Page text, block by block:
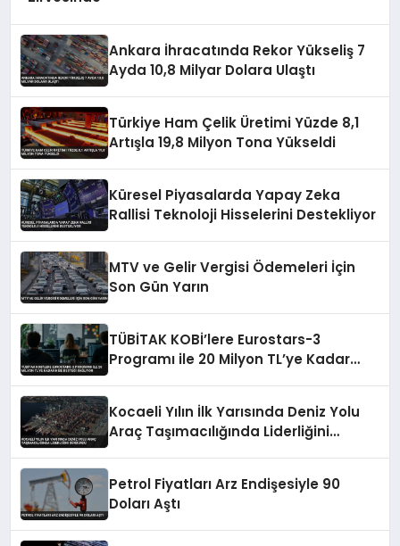
Ankara İhracatında Rekor Yükseliş 7
Ayda 10,8 Milyar Dolara Ulaştı
Türkiye Ham Çelik Üretimi Yüzde 8,1
Artışla 19,8 Milyon Tona Yükseldi
Küresel Piyasalarda Yapay Zeka
Rallisi Teknoloji Hisselerini Destekliyor
MTV ve Gelir Vergisi Ödemeleri İçin
Son Gün Yarın
TÜBİTAK KOBİ’lere Eurostars-3
Programı ile 20 Milyon TL’ye Kadar
Kocaeli Yılın İlk Yarısında Deniz Yolu
Araç Taşımacılığında Liderliğini
Petrol Fiyatları Arz Endişesiyle 90
Doları Aştı